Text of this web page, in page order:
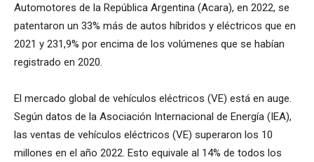
Automotores de la República Argentina (Acara), en 2022, se
patentaron un 33% más de autos híbridos y eléctricos que en
2021 y 231,9% por encima de los volúmenes que se habían
registrado en 2020.
El mercado global de vehículos eléctricos (VE) está en auge.
Según datos de la Asociación Internacional de Energía (IEA),
las ventas de vehículos eléctricos (VE) superaron los 10
millones en el año 2022. Esto equivale al 14% de todos los